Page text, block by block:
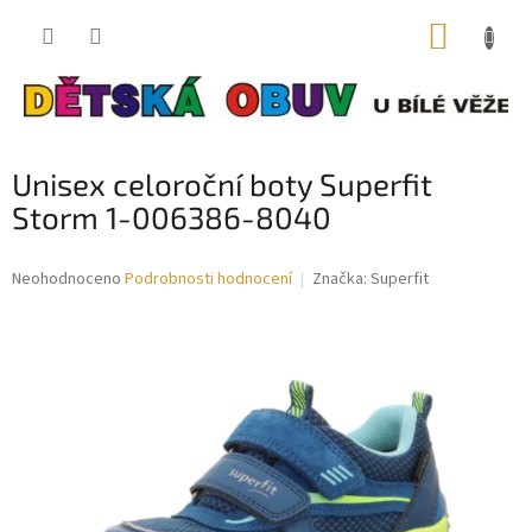
Unisex celoroční boty Superfit
Storm 1-006386-8040
Průměrné
Neohodnoceno Podrobnosti hodnocení Značka: Superfit